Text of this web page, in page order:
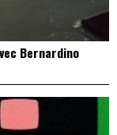
Bernardino